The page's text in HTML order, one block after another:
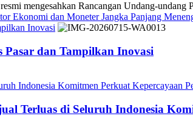
mengesahkan Rancangan Undang-undang
Ekonomi dan Moneter Jangka Panjang
Inovasi
dan Tampilkan Inovasi
Indonesia Komitmen Perkuat Kepercayaan
Terluas di Seluruh Indonesia